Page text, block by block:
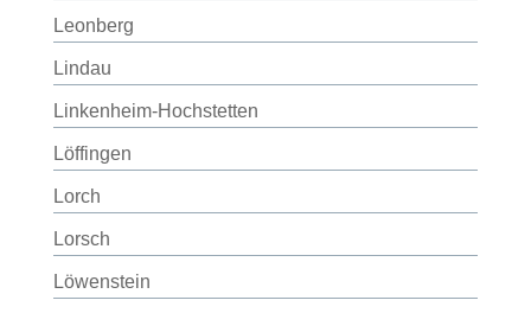
Leonberg
Lindau
Linkenheim-Hochstetten
Löffingen
Lorch
Lorsch
Löwenstein